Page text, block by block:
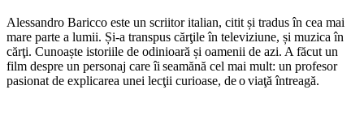
Alessandro Baricco este un scriitor italian, citit și tradus în cea mai
mare parte a lumii. Și-a transpus cărţile în televiziune, și muzica în
cărţi. Cunoaște istoriile de odinioară și oamenii de azi. A făcut un
film despre un personaj care îi seamănă cel mai mult: un profesor
pasionat de explicarea unei lecţii curioase, de o viaţă întreagă.